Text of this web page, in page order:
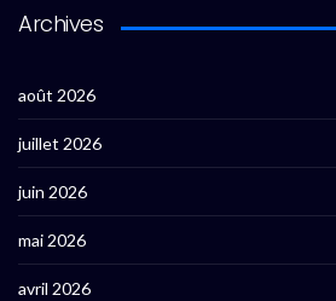
Archives
août 2026
juillet 2026
juin 2026
mai 2026
avril 2026